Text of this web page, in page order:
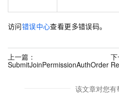
访问错误中心查看更多错误码。
上一篇：
SubmitJoinPermissionAuthOrder
下
该文章对您有